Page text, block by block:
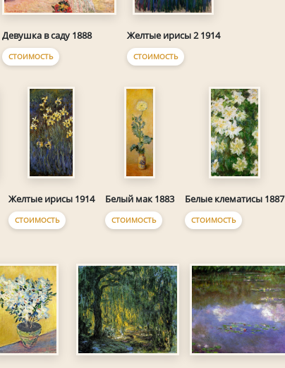
Девушка в саду 1888
СТОИМОСТЬ
Желтые ирисы 2 1914
СТОИМОСТЬ
Желтые ирисы 1914
СТОИМОСТЬ
Белый мак 1883
СТОИМОСТЬ
Белые клематисы 1887
СТОИМОСТЬ